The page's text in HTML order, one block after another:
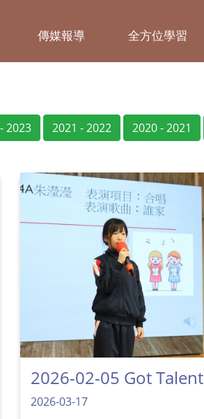
傳媒報導 全方位學習
2023 2021 - 2022 2020 - 2021
2026-02-05 Got Talent
2026-03-17